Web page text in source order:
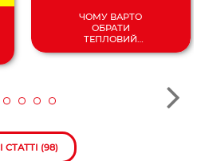
ЧОМУ ВАРТО
ОБРАТИ
ТЕПЛОВИЙ
НАСОС
СТАТТІ (98)